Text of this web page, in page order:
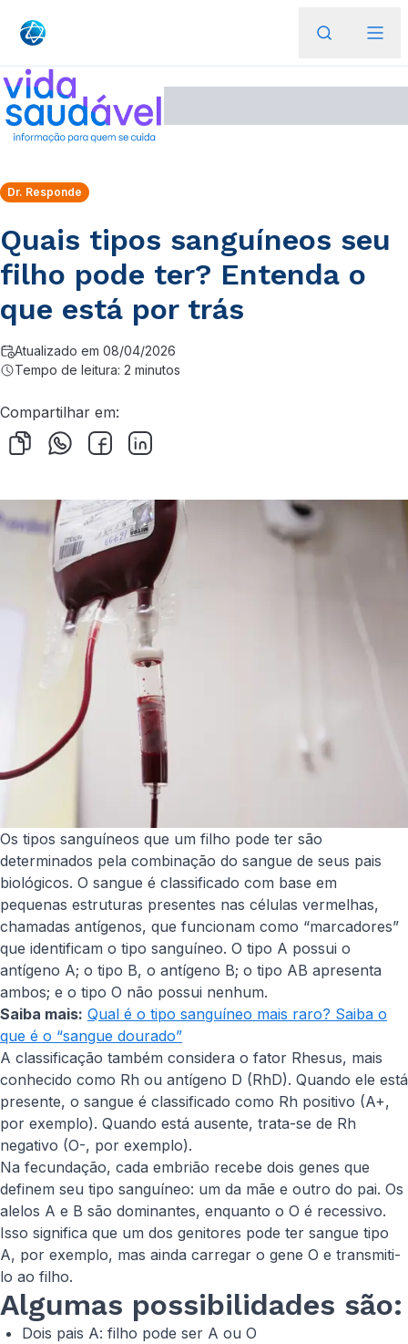
Dr. Responde
Quais tipos sanguíneos seu
filho pode ter? Entenda o
que está por trás
Atualizado em 08/04/2026
Tempo de leitura: 2 minutos
Compartilhar em:
Os tipos sanguíneos que um filho pode ter são
determinados pela combinação do sangue de seus pais
biológicos. O sangue é classificado com base em
pequenas estruturas presentes nas células vermelhas,
chamadas antígenos, que funcionam como “marcadores”
que identificam o tipo sanguíneo. O tipo A possui o
antígeno A; o tipo B, o antígeno B; o tipo AB apresenta
ambos; e o tipo O não possui nenhum.
Saiba mais: Qual é o tipo sanguíneo mais raro? Saiba o
que é o “sangue dourado”
A classificação também considera o fator Rhesus, mais
conhecido como Rh ou antígeno D (RhD). Quando ele está
presente, o sangue é classificado como Rh positivo (A+,
por exemplo). Quando está ausente, trata-se de Rh
negativo (O-, por exemplo).
Na fecundação, cada embrião recebe dois genes que
definem seu tipo sanguíneo: um da mãe e outro do pai. Os
alelos A e B são dominantes, enquanto o O é recessivo.
Isso significa que um dos genitores pode ter sangue tipo
A, por exemplo, mas ainda carregar o gene O e transmiti-
lo ao filho.
Algumas possibilidades são:
Dois pais A: filho pode ser A ou O